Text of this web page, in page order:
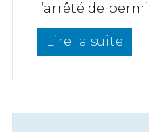
l’arrêté de
Lire la suite